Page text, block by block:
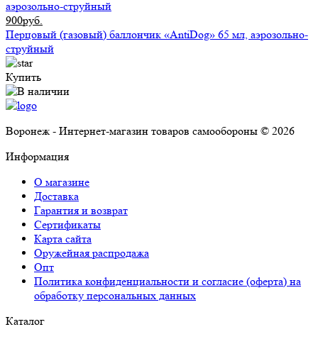
900руб.
Перцовый (газовый) баллончик «AntiDog» 65 мл, аэрозольно-
струйный
Купить
Воронеж - Интернет-магазин товаров самообороны © 2026
Информация
О магазине
Доставка
Гарантия и возврат
Сертификаты
Карта сайта
Оружейная распродажа
Опт
Политика конфиденциальности и согласие (оферта) на
обработку персональных данных
Каталог